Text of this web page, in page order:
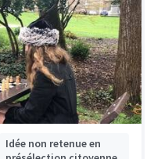
Idée non retenue en